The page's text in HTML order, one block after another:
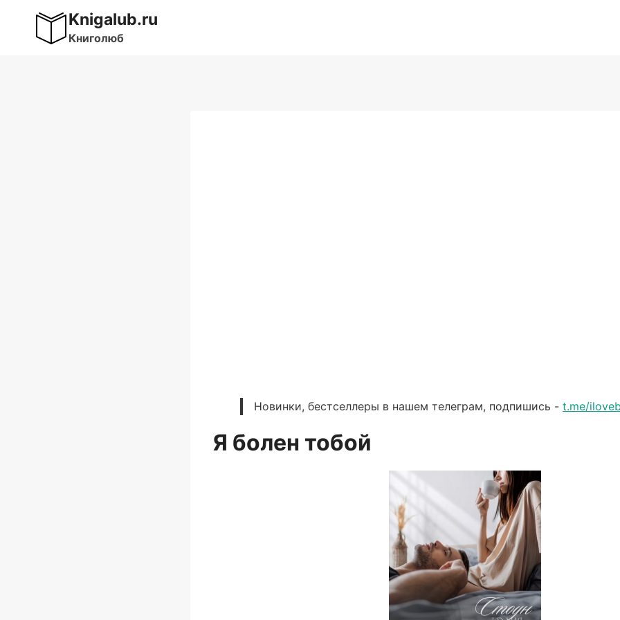
содержимому
Knigalub.ru
Книголюб
Новинки, бестселлеры в нашем телеграм, подпишись - t.me/
Я болен тобой